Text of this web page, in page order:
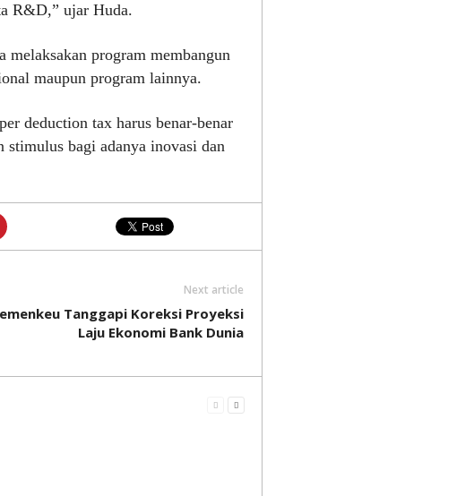
R&D,” ujar Huda.
melaksakan program membangun
maupun program lainnya.
deduction tax harus benar-benar
bagi adanya inovasi dan
Next article
Tanggapi Koreksi Proyeksi
Laju Ekonomi Bank Dunia